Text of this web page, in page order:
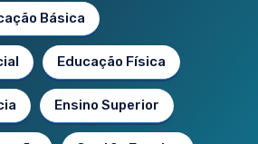
Básica
Educação Física
Ensino Superior